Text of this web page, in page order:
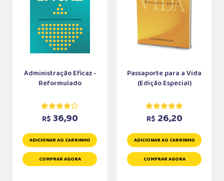
Administração Eficaz -
Reformulado
R$ 36,90
ADICIONAR AO CARRINHO
COMPRAR AGORA
Passaporte para a Vida
(Edição Especial)
R$ 26,20
ADICIONAR AO CARRINHO
COMPRAR AGORA